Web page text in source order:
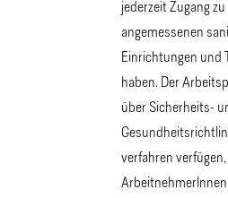
jederzeit Zugang zu
angemessenen
Einrichtungen und
haben. Der
über Sicherheits-
verfahren verfügen,